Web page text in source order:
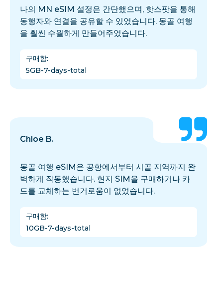
나의 MN eSIM 설정은 간단했으며, 핫스팟을 통해
동행자와 연결을 공유할 수 있었습니다. 몽골 여행
을 훨씬 수월하게 만들어주었습니다.
구매함:
5GB-7-days-total
Chloe B.
몽골 여행 eSIM은 공항에서부터 시골 지역까지 완
벽하게 작동했습니다. 현지 SIM을 구매하거나 카
드를 교체하는 번거로움이 없었습니다.
구매함:
10GB-7-days-total